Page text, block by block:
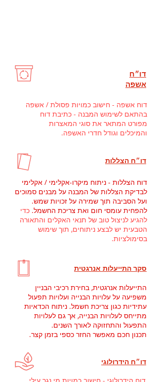
דו״ח
אשפה
דוח אשפה - חישוב כמויות פסולת / אשפה
בהתאם לשימוש המבנה - כתיבת דוח
מפורט המתאר את סוגי המאצרות
והמיכלים וגודל חדרי האשפה.
דו״ח הצללות
דוח הצללות - ניתוח מיקרו-אקלימי / אקלימי
לבדיקת הצללות של המבנה על מבנים סמוכים
ועל הסביבה תוך שמירה על זכויות שמש.
להפחית עומסי חום ואת צריכת החשמל. כדי
להגיע לניצול טוב של תנאי האקלים והתאורה
הטבעית יש לבצע ניתוחים, תוך שימוש
בסימולציות.
סקר התייעלות אנרגטית
התייעלות אנרגטית, בחירת רכיבי הבניין
משפיעה על עלויות הבנייה ועלויות תפעול
עתידיות כגון צריכת חשמל. ניתוח הכדאיות
מתייחס לעלויות הבנייה, אך גם לעלויות
התפעול והתחזוקה לאורך השנים.
תכנון חכם מאפשר החזר כספי בזמן קצר.
דו״ח הידרולוגי